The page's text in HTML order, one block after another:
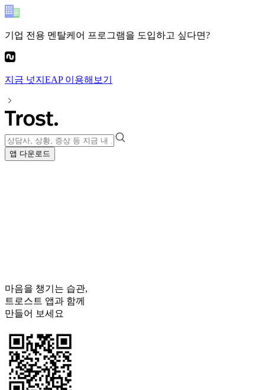
기업 전용 멘탈케어 프로그램을 도입하고 싶다면?
지금 넛지EAP이용해보기
앱 다운로드
마음을 챙기는 습관,
트로스트 앱과 함께
만들어 보세요